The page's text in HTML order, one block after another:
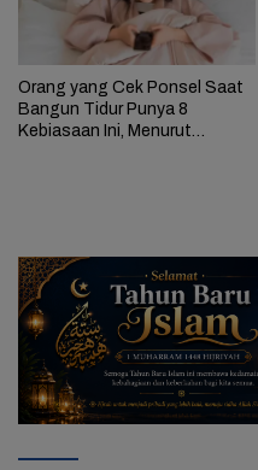
Orang yang Cek Ponsel Saat
Bangun Tidur Punya 8
Kebiasaan Ini, Menurut